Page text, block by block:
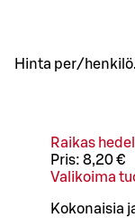
Hinta per/henkilö.
Raikas
Pris: 8,20 €
Valikoima
Kokonaisia